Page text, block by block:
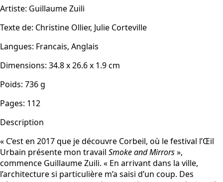
Artiste: Guillaume Zuili
Texte de: Christine Ollier, Julie Corteville
Langues: Francais, Anglais
Dimensions: 34.8 x 26.6 x 1.9cm
Poids: 736g
Pages: 112
Description
« C’est en 2017 que je découvre Corbeil, où le festival l’Œil
Urbain présente mon travail Smoke and Mirrors»,
commence Guillaume Zuili. « En arrivant dans la ville,
l’architecture si particulière m’a saisi d’un coup. Des